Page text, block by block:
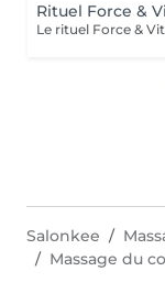
Rituel Force &
Salonkee
Massage du